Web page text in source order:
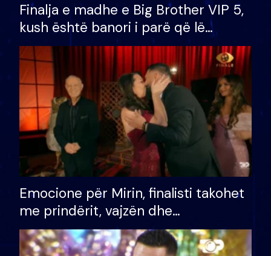
Finalja e madhe e Big Brother VIP 5,
kush është banori i parë që lë
shtëpinë dhe humb mundësinë për
të fituar çmimin e madh
Emocione për Mirin, finalisti takohet
me prindërit, vajzën dhe
bashkëshorten: S’kemi ndonjë letër
divorci apo jo?